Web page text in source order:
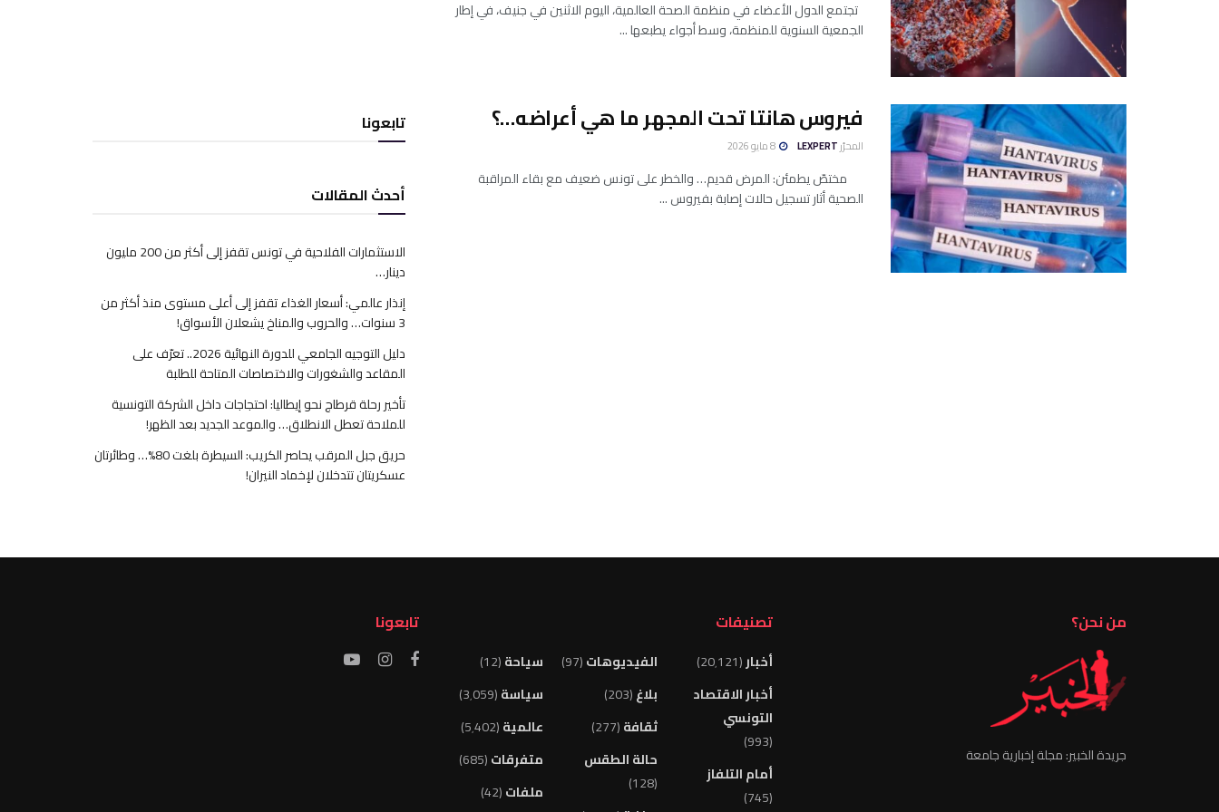
تجتمع الدول الأعضاء في منظمة الصحة العالمية، اليوم الاثنين في جنيف، في إطار
الجمعية السنوية للمنظمة، وسط أجواء يطبعها ...
فيروس هانتا تحت المجهر ما هي أعراضه…؟
المحرّر LEXPERT
مختصّ يطمئن: المرض قديم… والخطر على تونس ضعيف مع بقاء المراقبة
الصحية أثار تسجيل حالات إصابة بفيروس ...
تابعونا
أحدث المقالات
الاستثمارات الفلاحية في تونس تقفز إلى أكثر من 200 مليون
دينار…
إنذار عالمي: أسعار الغذاء تقفز إلى أعلى مستوى منذ أكثر من
3 سنوات… والحروب والمناخ يشعلان الأسواق!
دليل التوجيه الجامعي للدورة النهائية 2026.. تعرّف على
المقاعد والشغورات والاختصاصات المتاحة للطلبة
تأخير رحلة قرطاج نحو إيطاليا: احتجاجات داخل الشركة التونسية
للملاحة تعطل الانطلاق… والموعد الجديد بعد الظهر!
حريق جبل المرقب يحاصر الكريب: السيطرة بلغت 80%… وطائرتان
عسكريتان تتدخلان لإخماد النيران!
من نحن؟
جريدة الخبير: مجلة إخبارية جامعة
تصنيفات
أخبار(20٬121)
أخبار الاقتصاد
التونسي
(993)
أمام التلفاز
(745)
الفيديوهات(97)
بلاغ(203)
ثقافة(277)
حالة الطقس
(128)
سياحة(12)
سياسة(3٬059)
عالمية(5٬402)
متفرقات(685)
ملفات(42)
تابعونا